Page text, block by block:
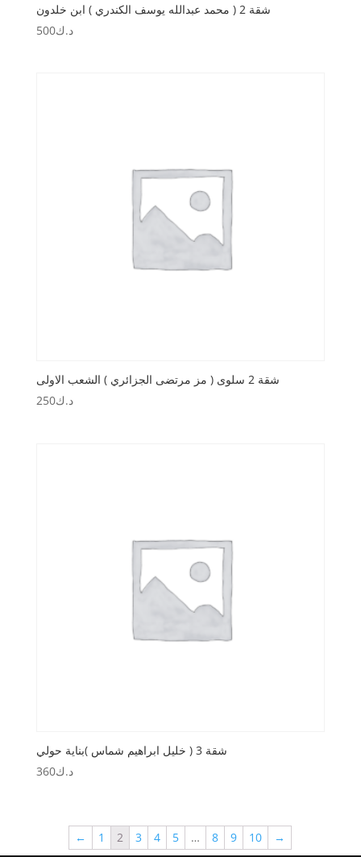
شقة 2 ( محمد عبدالله يوسف الكندري ) ابن خلدون
د.ك500
شقة 2 سلوى ( مز مرتضى الجزائري ) الشعب الاولى
د.ك250
شقة 3 ( خليل ابراهيم شماس )بناية حولي
د.ك360
← 1 2 3 4 5 … 8 9 10 →